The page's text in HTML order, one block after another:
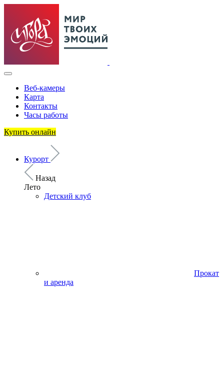
Веб-камеры
Карта
Контакты
Часы работы
Купить онлайн
Курорт
Назад
Лето
Детский клуб
Прокат
и аренда